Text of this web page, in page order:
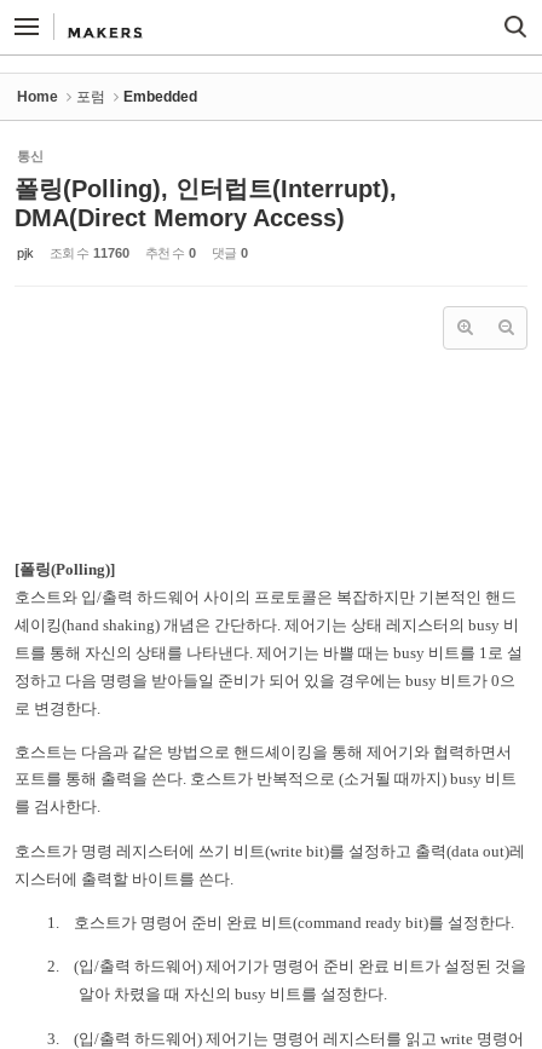
Home 포럼 Embedded
통신
폴링(Polling), 인터럽트(Interrupt),
DMA(Direct Memory Access)
pjk 조회 수 11760 추천 수 0 댓글 0
[폴링(Polling)]
호스트와 입/출력 하드웨어 사이의 프로토콜은 복잡하지만 기본적인 핸드
셰이킹(hand shaking) 개념은 간단하다. 제어기는 상태 레지스터의 busy 비
트를 통해 자신의 상태를 나타낸다. 제어기는 바쁠 때는 busy 비트를 1로 설
정하고 다음 명령을 받아들일 준비가 되어 있을 경우에는 busy 비트가 0으
로 변경한다.
호스트는 다음과 같은 방법으로 핸드셰이킹을 통해 제어기와 협력하면서
포트를 통해 출력을 쓴다. 호스트가 반복적으로 (소거될 때까지) busy 비트
를 검사한다.
호스트가 명령 레지스터에 쓰기 비트(write bit)를 설정하고 출력(data out)레
지스터에 출력할 바이트를 쓴다
1. 호스트가 명령어 준비 완료 비트(command ready bit)를 설정한다.
2. (입/출력 하드웨어) 제어기가 명령어 준비 완료 비트가 설정된 것을
알아 차렸을 때 자신의busy 비트를 설정한다.
3. (입/출력 하드웨어) 제어기는 명령어 레지스터를 읽고 write 명령어